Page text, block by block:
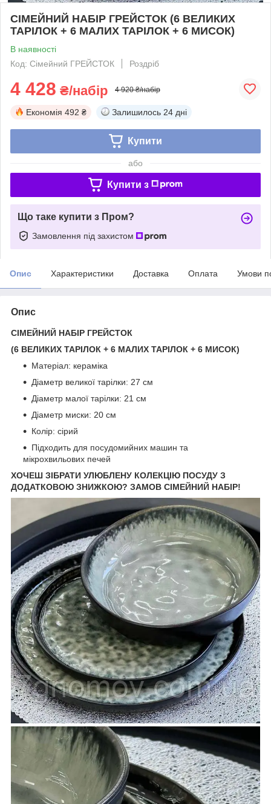
СІМЕЙНИЙ НАБІР ГРЕЙСТОК (6 ВЕЛИКИХ
ТАРІЛОК + 6 МАЛИХ ТАРІЛОК + 6 МИСОК)
В наявності
Код: Сімейний ГРЕЙСТОК
Роздріб
4 428 ₴/набір 4 920 ₴/набір
Економія 492 ₴ Залишилось 24 дні
Купити
або
Купити з
Що таке купити з Пром?
Замовлення під захистом
Опис Характеристики Доставка Оплата Умови
Опис
СІМЕЙНИЙ НАБІР ГРЕЙСТОК
(6 ВЕЛИКИХ ТАРІЛОК + 6 МАЛИХ ТАРІЛОК + 6 МИСОК)
Матеріал: кераміка
Діаметр великої тарілки: 27 см
Діаметр малої тарілки: 21 см
Діаметр миски: 20 см
Колір: сірий
Підходить для посудомийних машин та
мікрохвильових печей
ХОЧЕШ ЗІБРАТИ УЛЮБЛЕНУ КОЛЕКЦІЮ ПОСУДУ З
ДОДАТКОВОЮ ЗНИЖКОЮ? ЗАМОВ СІМЕЙНИЙ НАБІР!